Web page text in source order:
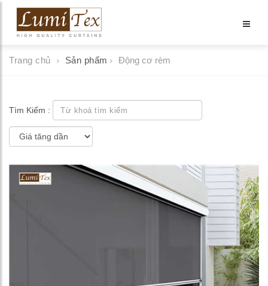
Trang chủ Sản phẩm Động cơ rèm
Tìm Kiếm :